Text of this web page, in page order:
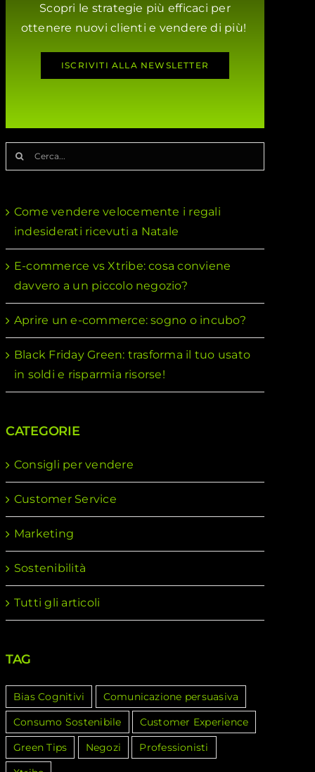
Scopri le strategie più efficaci per
ottenere nuovi clienti e vendere di più!
ISCRIVITI ALLA NEWSLETTER
Cerca
per:
Come vendere velocemente i regali
indesiderati ricevuti a Natale
E-commerce vs Xtribe: cosa conviene
davvero a un piccolo negozio?
Aprire un e-commerce: sogno o incubo?
Black Friday Green: trasforma il tuo usato
in soldi e risparmia risorse!
CATEGORIE
Consigli per vendere
Customer Service
Marketing
Sostenibilità
Tutti gli articoli
TAG
Bias Cognitivi
Comunicazione persuasiva
Consumo Sostenibile
Customer Experience
Green Tips
Negozi
Professionisti